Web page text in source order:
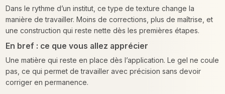
Dans le rythme d’un institut, ce type de texture change la
manière de travailler. Moins de corrections, plus de maîtrise, et
une construction qui reste nette dès les premières étapes.
En bref : ce que vous allez apprécier
Une matière qui reste en place dès l’application. Le gel ne coule
pas, ce qui permet de travailler avec précision sans devoir
corriger en permanence.